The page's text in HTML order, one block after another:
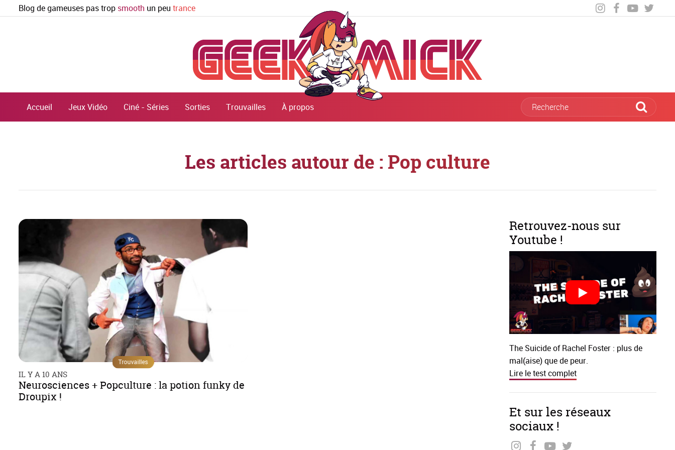
Blog de gameuses pas trop smooth un peu trance
Accueil Jeux Vidéo Ciné - Séries Sorties Trouvailles À propos
Les articles autour de : Pop culture
Trouvailles
IL Y A 10 ANS
Neurosciences + Popculture : la potion funky de
Droupix !
Retrouvez-nous sur
Youtube !
The Suicide of Rachel Foster : plus de
mal(aise) que de peur.
Lire le test complet
Et sur les réseaux
sociaux !